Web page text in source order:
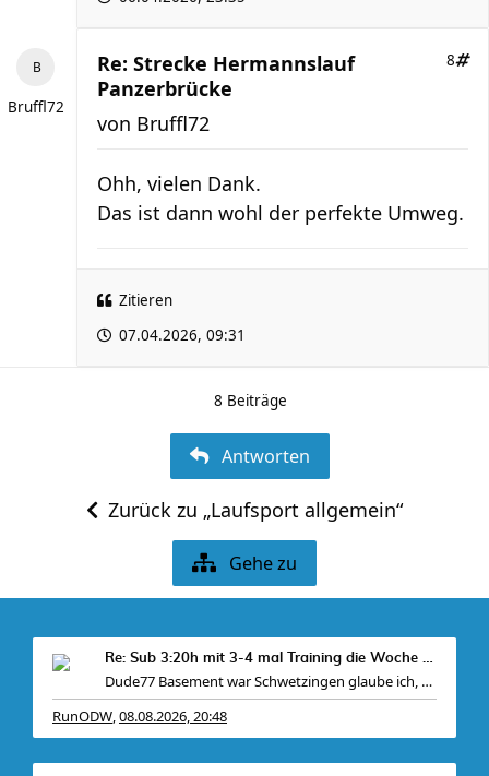
Bruffl72
Re: Strecke Hermannslauf
Panzerbrücke
8
von Bruffl72
Ohh, vielen Dank.
Das ist dann wohl der perfekte Umweg.
Zitieren
07.04.2026, 09:31
8 Beiträge
Antworten
Zurück zu „Laufsport allgemein“
Gehe zu
Re: Sub 3:20h mit 3-4 mal Training die Woche machb
Dude77 Basement war Schwetzingen glaube ich, war
RunODW,08.08.2026, 20:48